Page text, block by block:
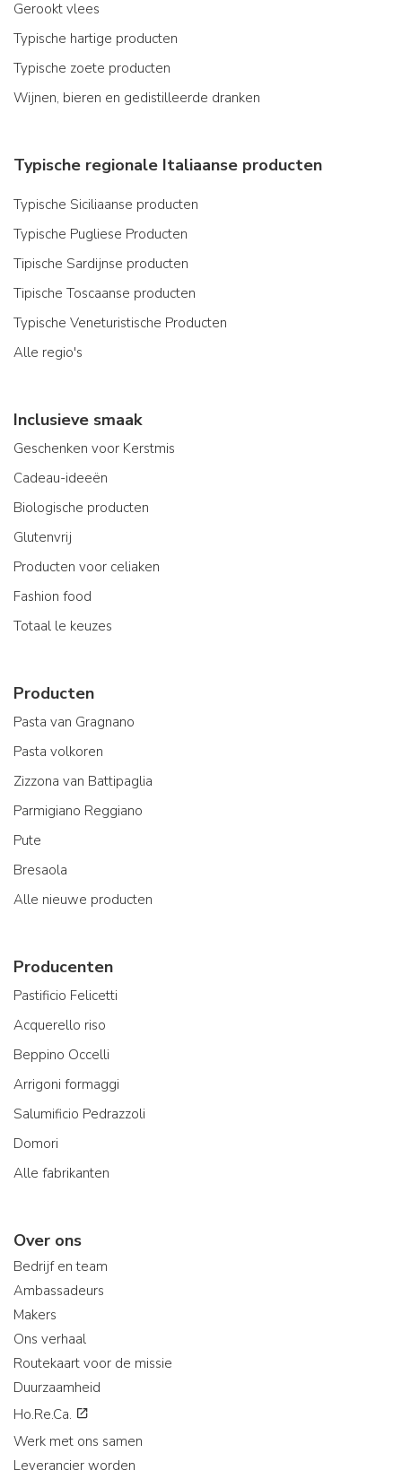
Gerookt vlees
Typische hartige producten
Typische zoete producten
Wijnen, bieren en gedistilleerde dranken
Typische regionale Italiaanse producten
Typische Siciliaanse producten
Typische Pugliese Producten
Tipische Sardijnse producten
Tipische Toscaanse producten
Typische Veneturistische Producten
Alle regio's
Inclusieve smaak
Geschenken voor Kerstmis
Cadeau-ideeën
Biologische producten
Glutenvrij
Producten voor celiaken
Fashion food
Totaal le keuzes
Producten
Pasta van Gragnano
Pasta volkoren
Zizzona van Battipaglia
Parmigiano Reggiano
Pute
Bresaola
Alle nieuwe producten
Producenten
Pastificio Felicetti
Acquerello riso
Beppino Occelli
Arrigoni formaggi
Salumificio Pedrazzoli
Domori
Alle fabrikanten
Over ons
Bedrijf en team
Ambassadeurs
Makers
Ons verhaal
Routekaart voor de missie
Duurzaamheid
Ho.Re.Ca.
Werk met ons samen
Leverancier worden